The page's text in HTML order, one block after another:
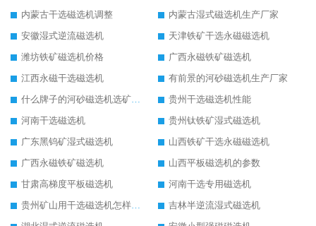
内蒙古干选磁选机调整
内蒙古湿式磁选机生产厂家
安徽湿式逆流磁选机
天津铁矿干选永磁磁选机
潍坊铁矿磁选机价格
广西永磁铁矿磁选机
江西永磁干选磁选机
有前景的河砂磁选机生产厂家
什么牌子的河砂磁选机选矿效果好
贵州干选磁选机性能
河南干选磁选机
贵州钛铁矿湿式磁选机
广东黑钨矿湿式磁选机
山西铁矿干选永磁磁选机
广西永磁铁矿磁选机
山西平板磁选机的参数
甘肃高梯度平板磁选机
河南干选专用磁选机
贵州矿山用干选磁选机怎样调磁
吉林半逆流湿式磁选机